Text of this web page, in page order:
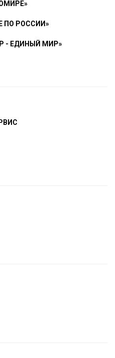
ПО РОССИИ»
- ЕДИНЫЙ МИР»